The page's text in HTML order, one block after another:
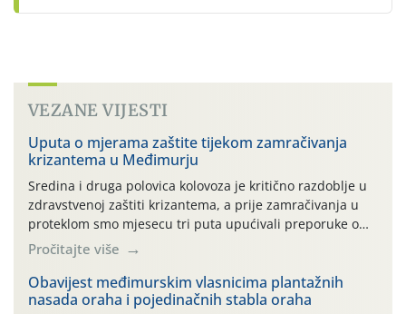
VEZANE VIJESTI
Uputa o mjerama zaštite tijekom zamračivanja
krizantema u Međimurju
Sredina i druga polovica kolovoza je kritično razdoblje u
zdravstvenoj zaštiti krizantema, a prije zamračivanja u
proteklom smo mjesecu tri puta upućivali preporuke o
preventivnim mjerama zaštite krizantema od najčešćih
uzročnika bolesti, štetnika i fito-fagnih grinja (23.7., 14.7.,
06.7.)! Na početku ovog mjeseca je zabilježeno je
povijesno i ekstremno vruće meteorološko razdoblje, uz
Pročitajte više
Obavijest međimurskim vlasnicima plantažnih
nasada oraha i pojedinačnih stabla oraha